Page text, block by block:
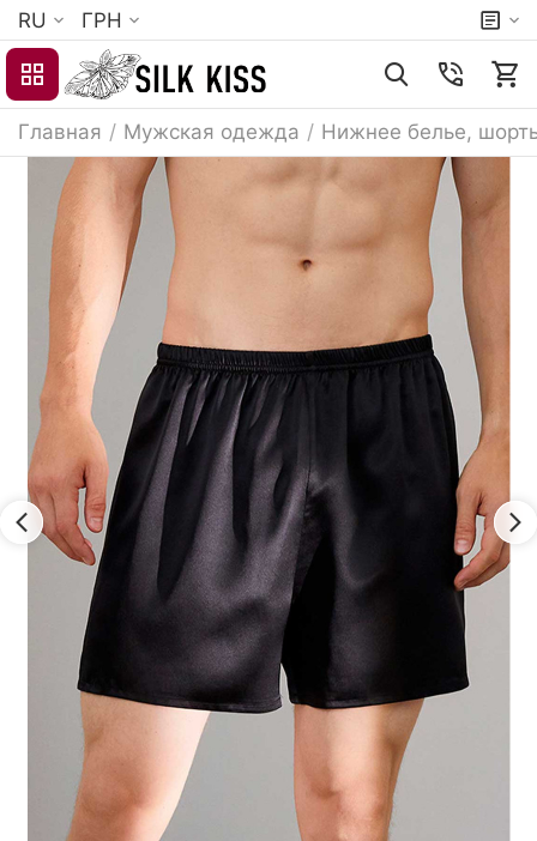
RU ГРН
Главная / Мужская одежда / Нижнее белье,